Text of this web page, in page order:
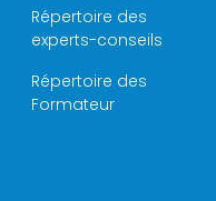
Répertoire des
experts-conseils
Répertoire des
Formateur